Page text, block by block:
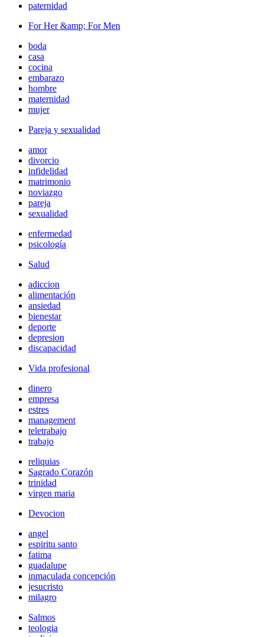
paternidad
For Her &amp; For Men
boda
casa
cocina
embarazo
hombre
maternidad
mujer
Pareja y sexualidad
amor
divorcio
infidelidad
matrimonio
noviazgo
pareja
sexualidad
enfermedad
psicología
Salud
adiccion
alimentación
ansiedad
bienestar
deporte
depresion
discapacidad
Vida profesional
dinero
empresa
estres
management
teletrabajo
trabajo
reliquias
Sagrado Corazón
trinidad
virgen maria
Devocion
angel
espiritu santo
fatima
guadalupe
inmaculada concepción
jesucristo
milagro
Salmos
teologia